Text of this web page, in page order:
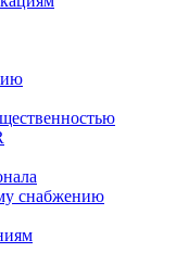
снабжению